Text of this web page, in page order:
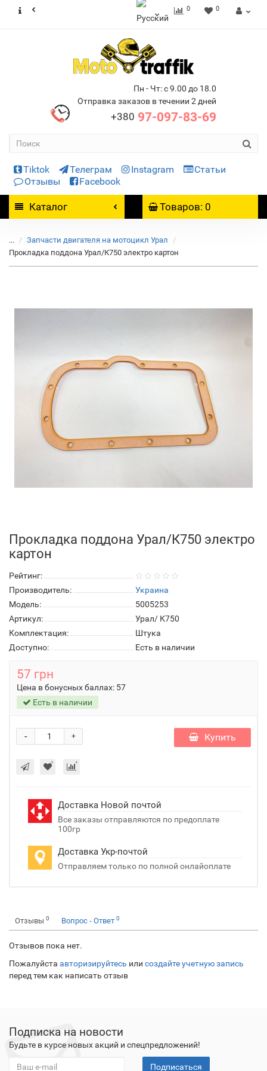
0 0
Пн - Чт: с 9.00 до 18.0
Отправка заказов в течении 2 дней
+380 97-097-83-69
Tiktok Телеграм Instagram
Статьи
Отзывы
Facebook
Каталог Товаров: 0
...
Запчасти двигателя на мотоцикл Урал
Прокладка поддона Урал/К750 электро картон
Прокладка поддона Урал/К750 электро
картон
Рейтинг:
Производитель:
Украина
Модель:
5005253
Артикул:
Урал/ К750
Комплектация:
Штука
Доступно:
Есть в наличии
57 грн
Цена в бонусных баллах: 57
Есть в наличии
+
- Купить
Доставка Новой почтой
Все заказы отправляются по предоплате
100гр
Доставка Укр-почтой
Отправляем только по полной онлайоплате
Отзывы 0 Вопрос - Ответ 0
Отзывов пока нет.
Пожалуйста авторизируйтесь или создайте учетную запись
перед тем как написать отзыв
Подписка на новости
Будьте в курсе новых акций и спецпредложений!
Подписаться